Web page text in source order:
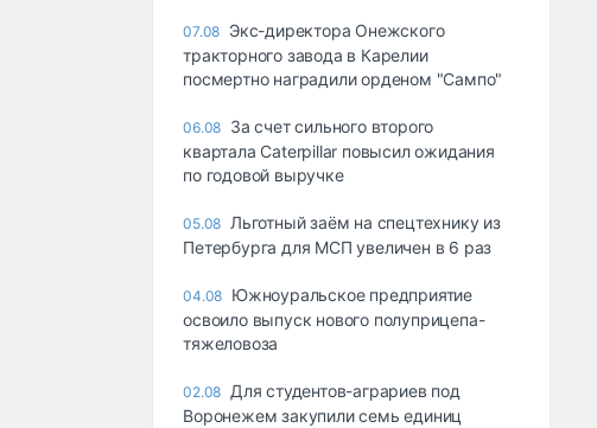
07.08 Экс-директора Онежского
тракторного завода в Карелии
посмертно наградили орденом "Сампо"
06.08 За счет сильного второго
квартала Caterpillar повысил ожидания
по годовой выручке
05.08 Льготный заём на спецтехнику из
Петербурга для МСП увеличен в 6 раз
04.08 Южноуральское предприятие
освоило выпуск нового полуприцепа-
тяжеловоза
02.08 Для студентов-аграриев под
Воронежем закупили семь единиц